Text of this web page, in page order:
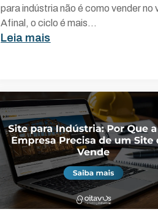
para indústria não é como vender no
Afinal, o ciclo é mais...
Leia mais